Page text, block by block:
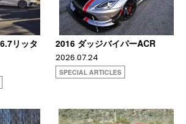
リッタ
2016 ダッジバイパーACR
2026.07.24
SPECIAL ARTICLES